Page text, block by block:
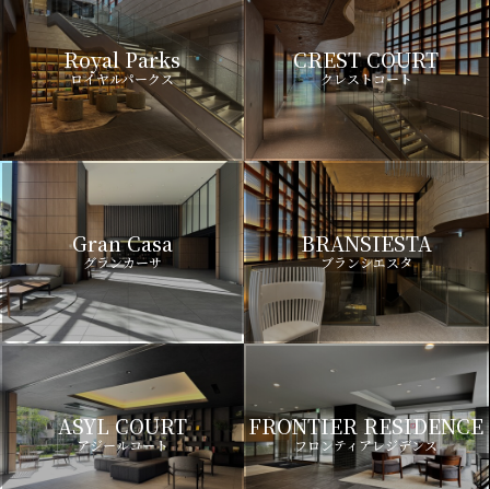
Royal Parks
ロイヤルパークス
CREST COURT
クレストコート
Gran Casa
グランカーサ
BRANSIESTA
ブランシエスタ
ASYL COURT
アジールコート
FRONTIER RESIDENCE
フロンティアレジデンス